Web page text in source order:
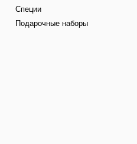
Специи
Подарочные наборы